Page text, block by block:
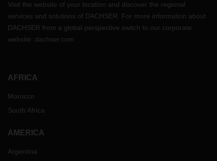
Visit the website of your location and discover the regional
services and solutions of DACHSER. For more information about
DACHSER from a global perspective switch to our corporate
website: dachser.com
AFRICA
Morocco
South Africa
AMERICA
Argentina